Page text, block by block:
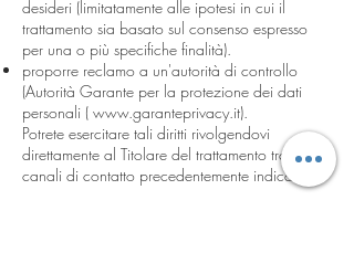
desideri (limitatamente alle ipotesi in cui il
trattamento sia basato sul consenso espresso
per una o più specifiche finalità).
proporre reclamo a un'autorità di controllo
(Autorità Garante per la protezione dei dati
personali ( www.garanteprivacy.it).
Potrete esercitare tali diritti rivolgendovi
direttamente al Titolare del trattamento tramite i
canali di contatto precedentemente indicati .